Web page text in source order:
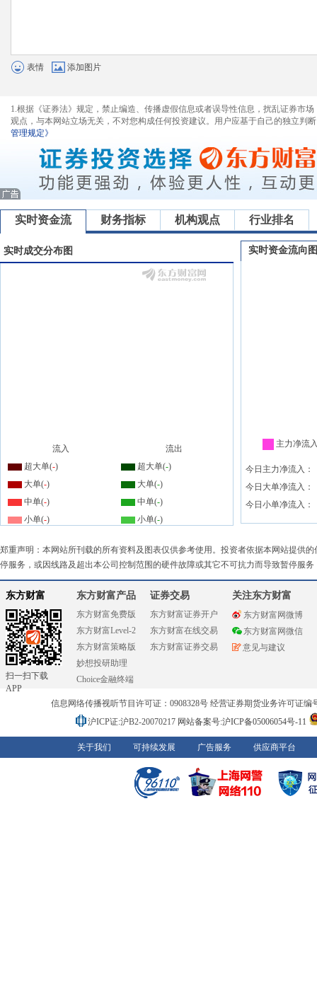
表情 添加图片
1.根据《证券法》规定，禁止编造、传播虚假信息或者误导性信息，扰乱证券市
观点，与本网站立场无关，不对您构成任何投资建议。用户应基于自己的独立判
管理规定》
实时资金流 财务指标 机构观点 行业排名
实时成交分布图
流入
流出
超大单(-) 超大单(-)
大单(-) 大单(-)
中单(-) 中单(-)
小单(-) 小单(-)
实时资金流向图
主力净流
今日主力净流入：
今日大单净流入：
今日小单净流入：
郑重声明：本网站所刊载的所有资料及图表仅供参考使用。投资者依据本网站提供
停服务，或因线路及超出本公司控制范围的硬件故障或其它不可抗力而导致暂停服
东方财富
扫一扫下载
APP
东方财富产品
东方财富免费版
东方财富Level-2
东方财富策略版
妙想投研助理
Choice金融终端
证券交易
东方财富证券开户
东方财富在线交易
东方财富证券交易
关注东方财富
东方财富网微博
东方财富网微信
意见与建议
信息网络传播视听节目许可证：0908328号 经营证券期货业务许可证编
沪ICP证:沪B2-20070217 网站备案号:沪ICP备05006054号-11
关于我们 可持续发展 广告服务 供应商平台